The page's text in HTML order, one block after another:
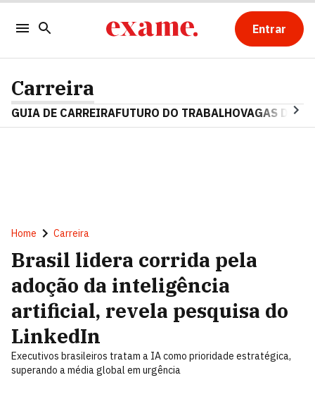
Entrar
Carreira
GUIA DE CARREIRAFUTURO DO TRABALHOVAGAS DE
Home Carreira
Brasil lidera corrida pela
adoção da inteligência
artificial, revela pesquisa do
LinkedIn
Executivos brasileiros tratam a IA como prioridade estratégica,
superando a média global em urgência